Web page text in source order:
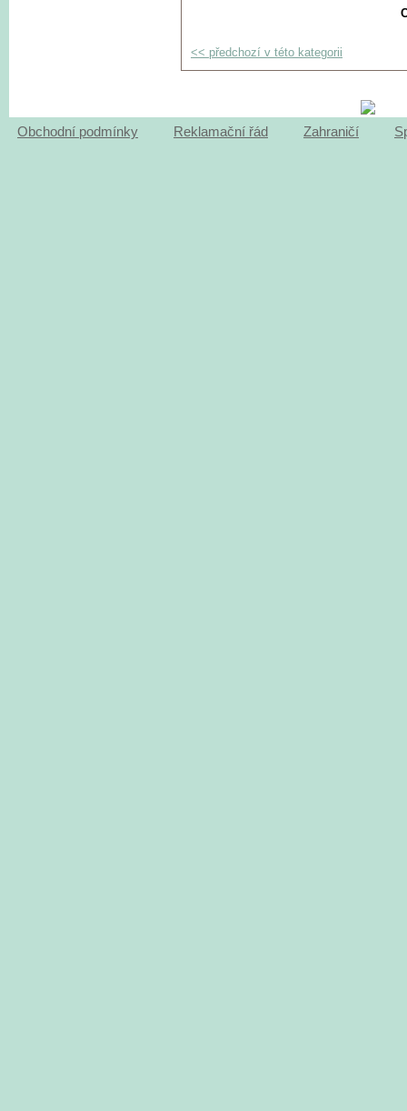
<< předchozí v této kategorii
Obchodní podmínky Reklamační řád Zahraničí